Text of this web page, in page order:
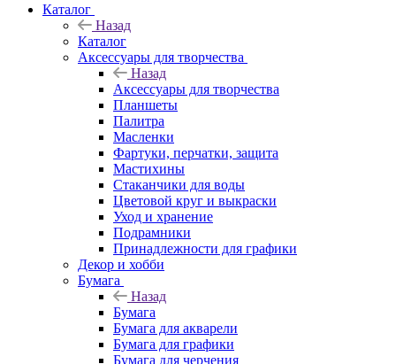
Каталог
Назад
Каталог
Аксессуары для творчества
Назад
Аксессуары для творчества
Планшеты
Палитра
Масленки
Фартуки, перчатки, защита
Мастихины
Стаканчики для воды
Цветовой круг и выкраски
Уход и хранение
Подрамники
Принадлежности для графики
Декор и хобби
Бумага
Назад
Бумага
Бумага для акварели
Бумага для графики
Бумага для черчения